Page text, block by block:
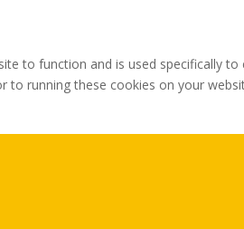
to function and is used specifically
to running these cookies on your